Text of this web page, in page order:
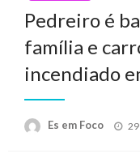
Pedreiro é
família e
incendiado
Es em Foco